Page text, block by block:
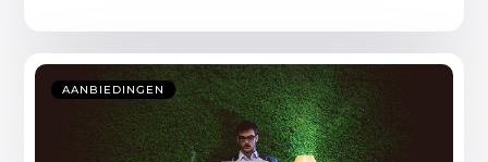
AANBIEDINGEN